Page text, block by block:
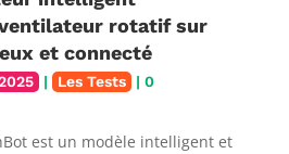
rotatif sur
et connecté
| Les Tests | 0
est un modèle intelligent et